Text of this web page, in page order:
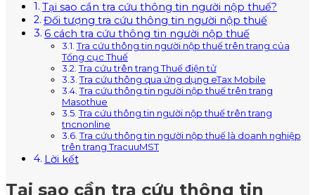
Tại sao cần tra cứu thông tin người nộp thuế?
Đối tượng tra cứu thông tin người nộp thuế
6 cách tra cứu thông tin người nộp thuế
Tra cứu thông tin người nộp thuế trên trang của
Tổng cục Thuế
Tra cứu trên trang Thuế điện tử
Tra cứu thông qua ứng dụng eTax Mobile
Tra cứu thông tin người nộp thuế trên trang
Masothue
Tra cứu thông tin người nộp thuế trên trang
tncnonline
Tra cứu thông tin người nộp thuế là doanh nghiệp
trên trang TracuuMST
Lời kết
Tại sao cần tra cứu thông tin